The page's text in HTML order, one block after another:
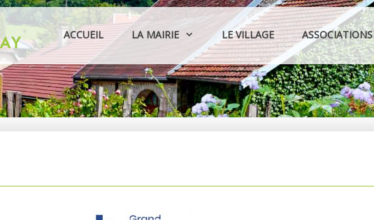
ACCUEIL LA MAIRIE LE VILLAGE ASSOCIATIONS